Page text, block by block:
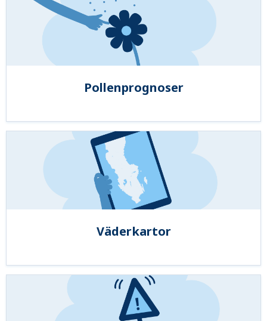
Pollenprognoser
Väderkartor